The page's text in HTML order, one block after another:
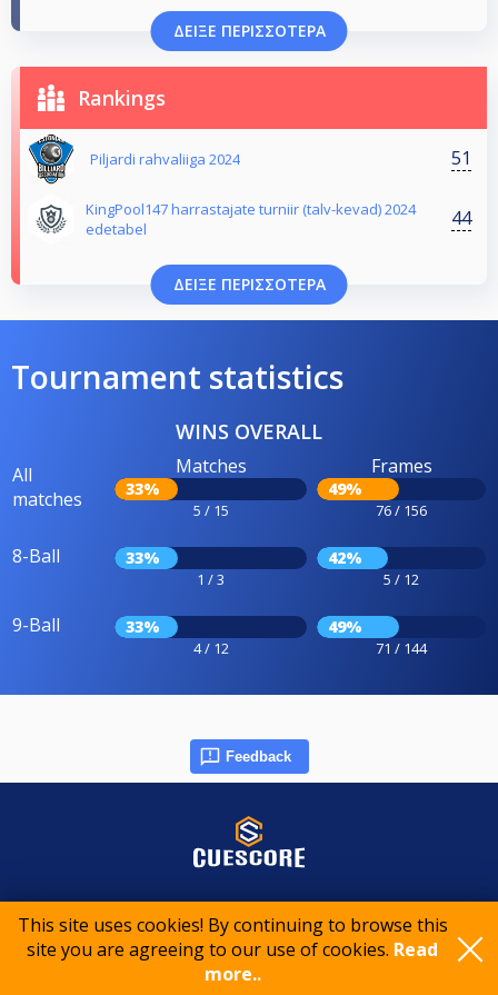
This site uses cookies! By continuing to browse this
site you are agreeing to our use of cookies. Read
more..
ΔΕΊΞΕ ΠΕΡΙΣΣΌΤΕΡΑ
Rankings
Piljardi rahvaliiga 2024 51
KingPool147 harrastajate turniir (talv-kevad) 2024
edetabel
44
ΔΕΊΞΕ ΠΕΡΙΣΣΌΤΕΡΑ
Tournament statistics
WINS OVERALL
All
matches
Matches
33%
5 / 15
Frames
49%
76 / 156
8-Ball 33%
1 / 3
42%
5 / 12
9-Ball 33%
4 / 12
49%
71 / 144
Feedback
© 2015-2026 CueScore International
Privacy policy